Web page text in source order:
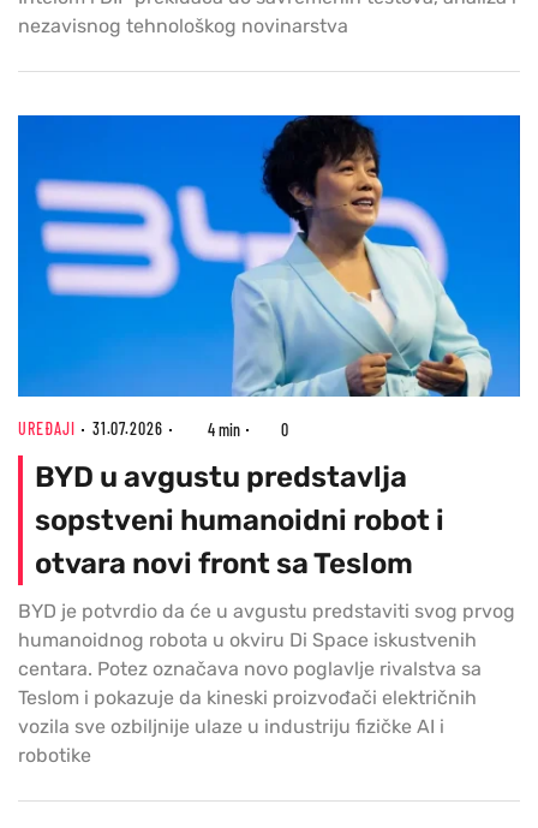
nezavisnog tehnološkog novinarstva
UREĐAJI 31.07.2026 4 min 0
BYD u avgustu predstavlja
sopstveni humanoidni robot i
otvara novi front sa Teslom
BYD je potvrdio da će u avgustu predstaviti svog prvog
humanoidnog robota u okviru Di Space iskustvenih
centara. Potez označava novo poglavlje rivalstva sa
Teslom i pokazuje da kineski proizvođači električnih
vozila sve ozbiljnije ulaze u industriju fizičke AI i
robotike